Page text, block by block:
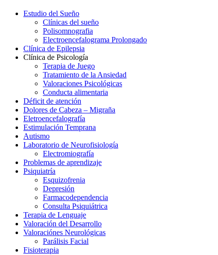
Estudio del Sueño
Clínicas del sueño
Polisomnografia
Electroencefalograma Prolongado
Clínica de Epilepsia
Clínica de Psicología
Terapia de Juego
Tratamiento de la Ansiedad
Valoraciones Psicológicas
Conducta alimentaria
Déficit de atención
Dolores de Cabeza – Migraña
Eletroencefalografía
Estimulación Temprana
Autismo
Laboratorio de Neurofisiología
Electromiografía
Problemas de aprendizaje
Psiquiatría
Esquizofrenia
Depresión
Farmacodependencia
Consulta Psiquiátrica
Terapia de Lenguaje
Valoración del Desarrollo
Valoraciónes Neurológicas
Parálisis Facial
Fisioterapia